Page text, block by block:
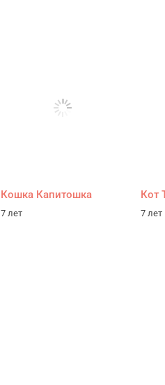
Кошка Капитошка
7 лет
Кот
7 лет